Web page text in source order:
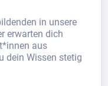
in unsere
erwarten dich
aus
dein Wissen stetig